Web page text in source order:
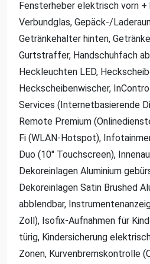
Fensterheber elektrisch vorn
Verbundglas, Gepäck-/
Getränkehalter hinten,
Gurtstraffer, Handschuhfach
Heckleuchten LED,
Heckscheibenwischer,
Services (Internetbasierende
Remote Premium
Fi (WLAN-Hotspot),
Duo (10" Touchscreen),
Dekoreinlagen Aluminium
Dekoreinlagen Satin Brushed
abblendbar,
Zoll), Isofix-Aufnahmen für
türig, Kindersicherung
Zonen, Kurvenbremskontrolle